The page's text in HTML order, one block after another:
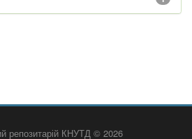
репозитарій КНУТД © 2026